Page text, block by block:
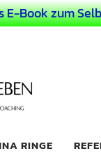
Book zum
RINGE